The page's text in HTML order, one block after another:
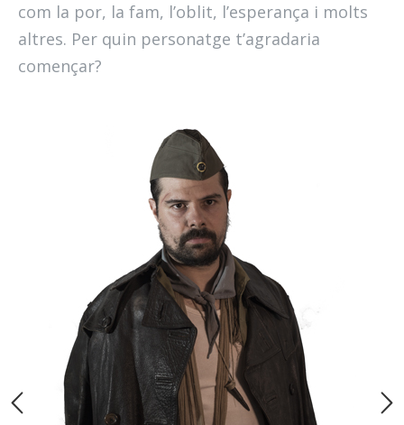
com la por, la fam, l’oblit, l’esperança i molts
altres. Per quin personatge t’agradaria
començar?